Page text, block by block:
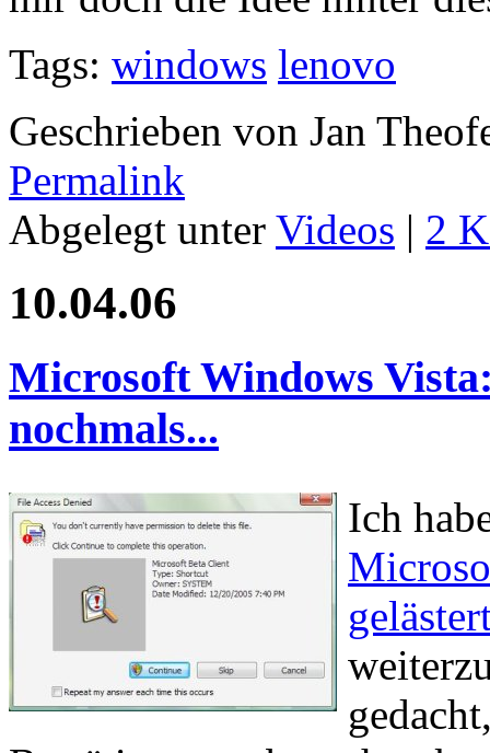
Tags: windows lenovo
Geschrieben von Jan
Permalink
Abgelegt unter Videos | 2
10.04.06
Microsoft Windows
nochmals...
Ich